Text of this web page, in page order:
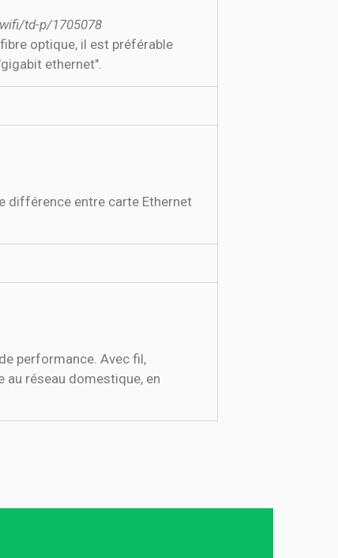
td-p/1705078
optique, il est préférable
ethernet".
différence entre carte Ethernet
performance. Avec fil,
au réseau domestique, en